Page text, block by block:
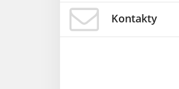
Kontakty